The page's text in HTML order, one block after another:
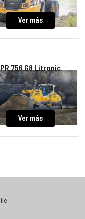
Ver más
PR 756 G8 Litronic
Ver más